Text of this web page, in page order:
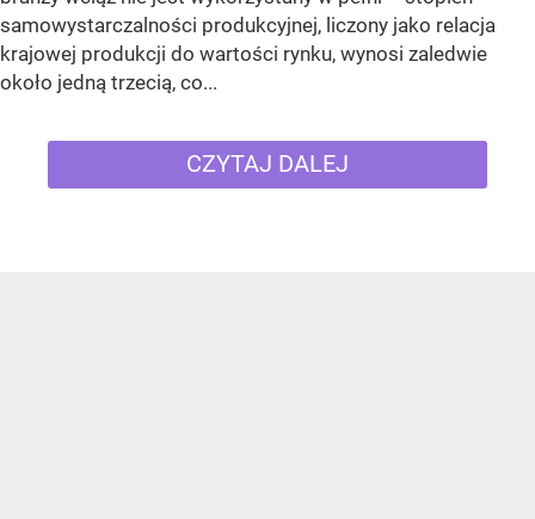
samowystarczalności produkcyjnej, liczony jako relacja
krajowej produkcji do wartości rynku, wynosi zaledwie
około jedną trzecią, co...
CZYTAJ DALEJ